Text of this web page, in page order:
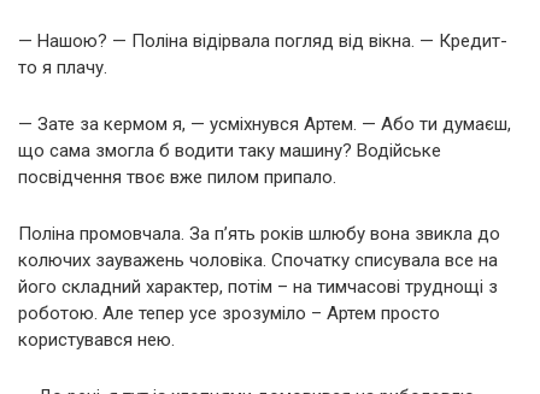
— Нашою? — Поліна відірвала погляд від вікна. — Кредит-
то я плачу.
— Зате за кермом я, — усміхнувся Артем. — Або ти думаєш,
що сама змогла б водити таку машину? Водійське
посвідчення твоє вже пилом припало.
Поліна промовчала. За п’ять років шлюбу вона звикла до
колючих зауважень чоловіка. Спочатку списувала все на
його складний характер, потім – на тимчасові труднощі з
роботою. Але тепер усе зрозуміло – Артем просто
користувався нею.